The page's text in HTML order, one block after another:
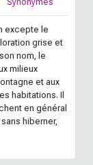
excepte le
grise et
nom, le
milieux
et aux
habitations. Il
en général
hiberner,